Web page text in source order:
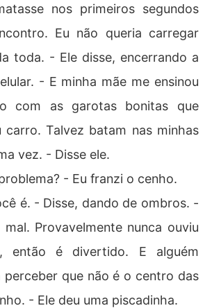
nos primeiros segundos
Eu não queria carregar
toda. - Ele disse, encerrando a
- E minha mãe me ensinou
com as garotas bonitas que
carro. Talvez batam nas minhas
vez. - Disse ele.
- Eu franzi o cenho.
é. - Disse, dando de ombros. -
Provavelmente nunca ouviu
então é divertido. E alguém
perceber que não é o centro das
- Ele deu uma piscadinha.